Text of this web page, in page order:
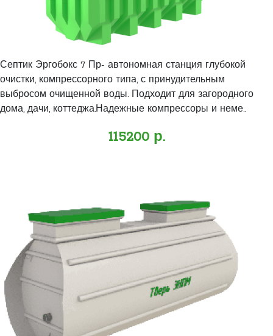
Септик Эргобокс 7 Пр- автономная станция глубокой
очистки, компрессорного типа, с принудительным
выбросом очищенной воды. Подходит для загородного
дома, дачи, коттеджа.Надежные компрессоры и неме..
115200 р.